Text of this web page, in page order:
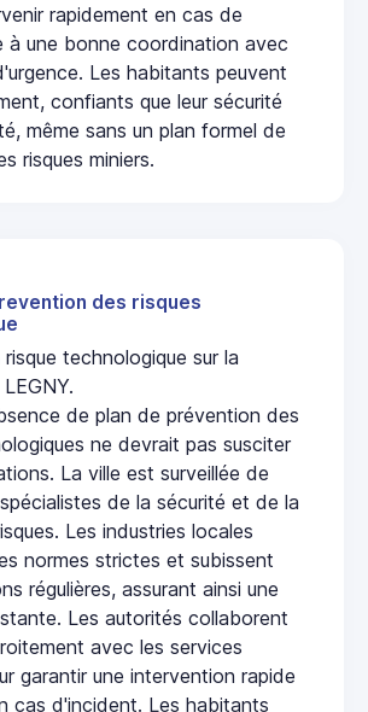
rapidement en cas de
à une bonne coordination avec
Les habitants peuvent
confiants que leur sécurité
même sans un plan formel de
risques miniers.
des risques
technologique sur la
de plan de prévention des
ne devrait pas susciter
La ville est surveillée de
de la sécurité et de la
Les industries locales
normes strictes et subissent
régulières, assurant ainsi une
Les autorités collaborent
avec les services
garantir une intervention rapide
cas d'incident. Les habitants